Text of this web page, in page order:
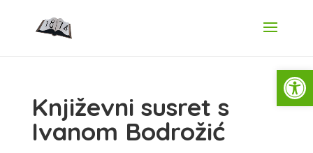
Književni susret s
Ivanom Bodrožić